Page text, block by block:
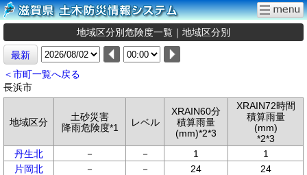
地域区分別危険度一覧｜地域区分別
最新
＜市町一覧へ戻る
長浜市
地域区分
土砂災害
降雨危険度*1
レベル
XRAIN60分
積算雨量
(mm)*2*3
XRAIN72時間
積算雨量
(mm)
*2*3
丹生北
－ － 1
1
片岡北
－ － 24
24